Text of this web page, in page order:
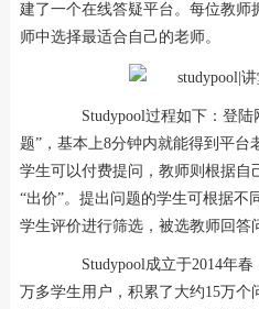
建了一个在线答疑平台。每位教师
师中选择最适合自己的老师。
Studypool过程如下：登陆
题”，基本上8分钟内就能得到平台
学生可以付费提问，教师则根据自
“出价”。提出问题的学生可根据不
学生评价进行筛选，被选教师回答
Studypool成立于2014年春
万多学生用户，积累了大约15万个